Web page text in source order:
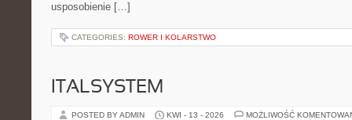
usposobienie […]
CATEGORIES: ROWER I KOLARSTWO
ITALSYSTEM
POSTED BY ADMIN KWI - 13 - 2026 MOŻLIWOŚĆ